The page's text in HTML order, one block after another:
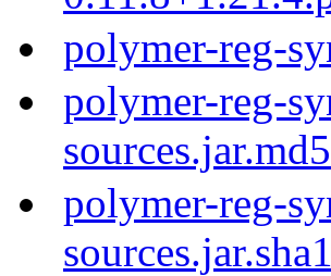
polymer-reg-
polymer-reg-
sources.jar.md5
polymer-reg-
sources.jar.sha1